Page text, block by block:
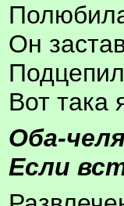
Он
Вот така
Оба-
Если